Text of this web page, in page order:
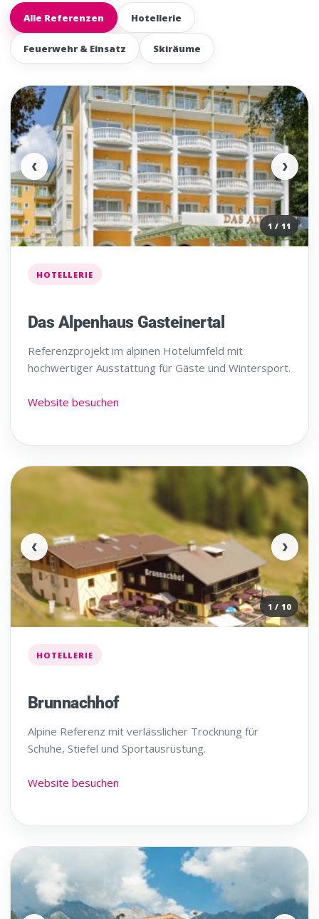
Alle Referenzen Hotellerie
Feuerwehr & Einsatz Skiräume
‹ ›
1 / 11
HOTELLERIE
Das Alpenhaus Gasteinertal
Referenzprojekt im alpinen Hotelumfeld mit
hochwertiger Ausstattung für Gäste und Wintersport.
Website besuchen
‹ ›
1 / 10
HOTELLERIE
Brunnachhof
Alpine Referenz mit verlässlicher Trocknung für
Schuhe, Stiefel und Sportausrüstung.
Website besuchen